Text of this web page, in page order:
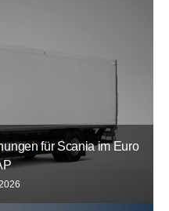
für Scania im Euro